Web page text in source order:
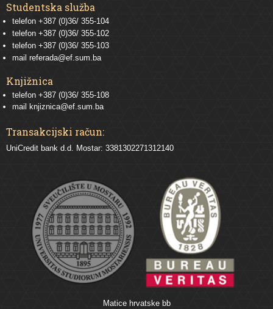
Studentska služba
telefon +387 (0)36/ 355-104
telefon +387 (0)36/ 355-102
telefon +387 (0)36/ 355-103
mail referada@ef.sum.ba
Knjižnica
telefon +387 (0)36/ 355-108
mail
knjiznica@ef.sum.ba
Transakcijski račun:
UniCredit bank d.d. Mostar: 3381302271312140
Matice hrvatske bb